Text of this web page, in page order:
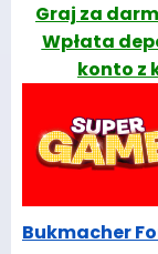
Graj za
Wpłata
konto z
Bukmacher